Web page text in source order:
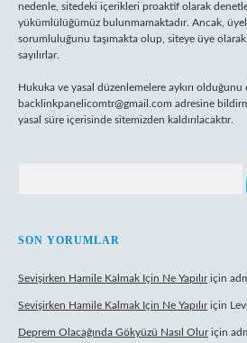
nedenle, sitedeki içerikleri proaktif olarak
yükümlülüğümüz bulunmamaktadır. Ancak,
sorumluluğunu taşımakta olup, siteye üye
sayılırlar.
Hukuka ve yasal düzenlemelere aykırı
backlinkpanelicomtr@gmail.com adresine
yasal süre içerisinde sitemizden kaldırılacaktır.
SON YORUMLAR
Sevişirken Hamile Kalmak Için Ne Yapılıriçin
Sevişirken Hamile Kalmak Için Ne Yapılıriçin
Deprem Olacağında Gökyüzü Nasıl Oluriçin